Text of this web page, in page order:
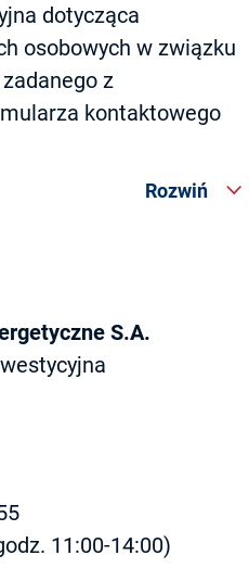
dotycząca
osobowych w związku
z
kontaktowego
Rozwiń
S.A.
11:00-14:00)